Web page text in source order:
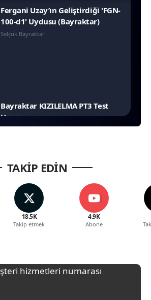
Fergani Uzay’ın Geliştirdiği 'FGN-
100-d1' Uydusu (Bayraktar)
Selçuk Bayraktar
Bayraktar KIZILELMA PT3 Test
Uçuşu
Yerli Motor Devrimi: KAAN, ANKA-
3 ve Kızılelma'ya Milli Güç
Teknoloji Haber
TAKİP EDİN
18.5K
Takip etmek
4.9K
Abone